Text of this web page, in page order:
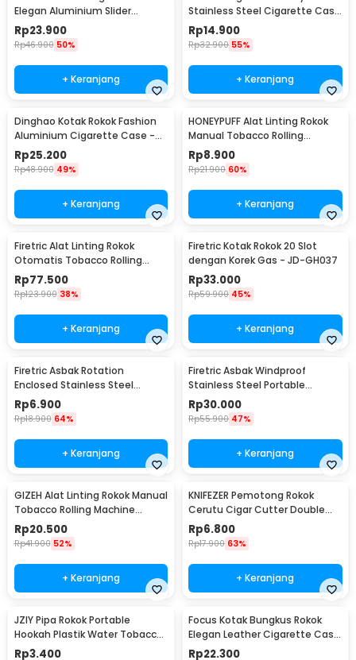
Elegan Aluminium Slider
Cigarette Case - JD-EH960
Rp23.900
Rp46.900 50%
+ Keranjang
Stainless Steel Cigarette Case
- LC25
Rp14.900
Rp32.900 55%
+ Keranjang
Dinghao Kotak Rokok Fashion
Aluminium Cigarette Case -
DH-7710
Rp25.200
Rp48.900 49%
+ Keranjang
HONEYPUFF Alat Linting Rokok
Manual Tobacco Rolling
Machine 10 x 70mm - TN900
Rp8.900
Rp21.900 60%
+ Keranjang
Firetric Alat Linting Rokok
Otomatis Tobacco Rolling
Machine 8x71mm - GR-12-005
Rp77.500
Rp123.900 38%
+ Keranjang
Firetric Kotak Rokok 20 Slot
dengan Korek Gas - JD-GH037
Rp33.000
Rp59.900 45%
+ Keranjang
Firetric Asbak Rotation
Enclosed Stainless Steel
Portable Ashtray - JL32
Rp6.900
Rp18.900 64%
+ Keranjang
Firetric Asbak Windproof
Stainless Steel Portable
Ashtray - JL38
Rp30.000
Rp55.900 47%
+ Keranjang
GIZEH Alat Linting Rokok Manual
Tobacco Rolling Machine
8x70mm - GU222
Rp20.500
Rp41.900 52%
+ Keranjang
KNIFEZER Pemotong Rokok
Cerutu Cigar Cutter Double
Blade - XJ-01
Rp6.800
Rp17.900 63%
+ Keranjang
JZIY Pipa Rokok Portable
Hookah Plastik Water Tobacco
Smoking Pipe - JY-101
Rp3.400
Focus Kotak Bungkus Rokok
Elegan Leather Cigarette Case
- JD-SH650
Rp22.300